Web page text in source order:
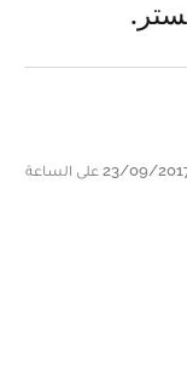
في 22/09/2017 على الساعة 16:00, تحديث بتاريخ 23/09/2017 على الساعة